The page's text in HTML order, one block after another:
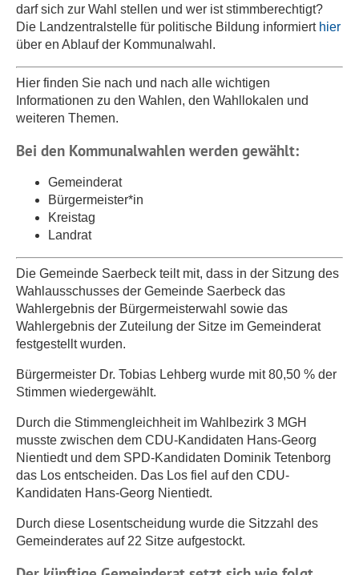
darf sich zur Wahl stellen und wer ist stimmberechtigt?
Die Landzentralstelle für politische Bildung informiert hier
über en Ablauf der Kommunalwahl.
Hier finden Sie nach und nach alle wichtigen
Informationen zu den Wahlen, den Wahllokalen und
weiteren Themen.
Bei den Kommunalwahlen werden gewählt:
Gemeinderat
Bürgermeister*in
Kreistag
Landrat
Die Gemeinde Saerbeck teilt mit, dass in der Sitzung des
Wahlausschusses der Gemeinde Saerbeck das
Wahlergebnis der Bürgermeisterwahl sowie das
Wahlergebnis der Zuteilung der Sitze im Gemeinderat
festgestellt wurden.
Bürgermeister Dr. Tobias Lehberg wurde mit 80,50 % der
Stimmen wiedergewählt.
Durch die Stimmengleichheit im Wahlbezirk 3 MGH
musste zwischen dem CDU-Kandidaten Hans-Georg
Nientiedt und dem SPD-Kandidaten Dominik Tetenborg
das Los entscheiden. Das Los fiel auf den CDU-
Kandidaten Hans-Georg Nientiedt.
Durch diese Losentscheidung wurde die Sitzzahl des
Gemeinderates auf 22 Sitze aufgestockt.